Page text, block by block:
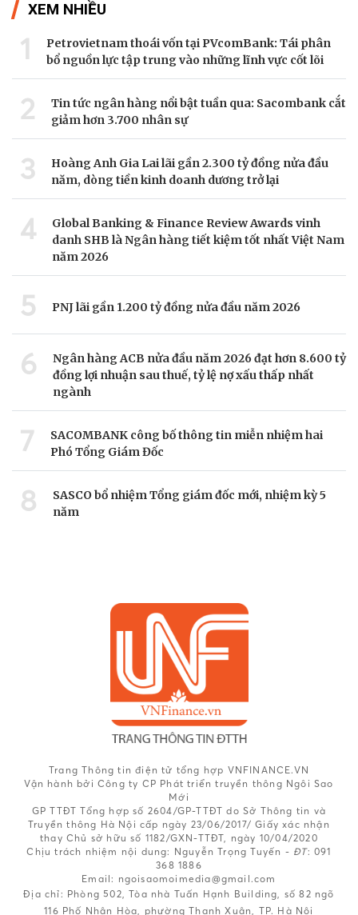
XEM NHIỀU
1
Petrovietnam thoái vốn tại PVcomBank: Tái phân
bổ nguồn lực tập trung vào những lĩnh vực cốt lõi
2
Tin tức ngân hàng nổi bật tuần qua: Sacombank cắt
giảm hơn 3.700 nhân sự
3
Hoàng Anh Gia Lai lãi gần 2.300 tỷ đồng nửa đầu
năm, dòng tiền kinh doanh dương trở lại
4
Global Banking & Finance Review Awards vinh
danh SHB là Ngân hàng tiết kiệm tốt nhất Việt Nam
năm 2026
5 PNJ lãi gần 1.200 tỷ đồng nửa đầu năm 2026
6
Ngân hàng ACB nửa đầu năm 2026 đạt hơn 8.600 tỷ
đồng lợi nhuận sau thuế, tỷ lệ nợ xấu thấp nhất
ngành
7
SACOMBANK công bố thông tin miễn nhiệm hai
Phó Tổng Giám Đốc
8
SASCO bổ nhiệm Tổng giám đốc mới, nhiệm kỳ 5
năm
Trang Thông tin điện tử tổng hợp VNFINANCE.VN
Vận hành bởi Công ty CP Phát triển truyền thông Ngôi Sao
Mới
GP TTĐT Tổng hợp số 2604/GP-TTĐT do Sở Thông tin và
Truyền thông Hà Nội cấp ngày 23/06/2017/ Giấy xác nhận
thay Chủ sở hữu số 1182/GXN-TTĐT, ngày 10/04/2020
Chịu trách nhiệm nội dung: Nguyễn Trọng Tuyến - ĐT: 091
368 1886
Email: ngoisaomoimedia@gmail.com
Địa chỉ: Phòng 502, Tòa nhà Tuấn Hạnh Building, số 82 ngõ
116 Phố Nhân Hòa, phường Thanh Xuân, TP. Hà Nội